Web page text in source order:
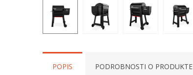
POPIS PODROBNOSTI O PRODUKTE